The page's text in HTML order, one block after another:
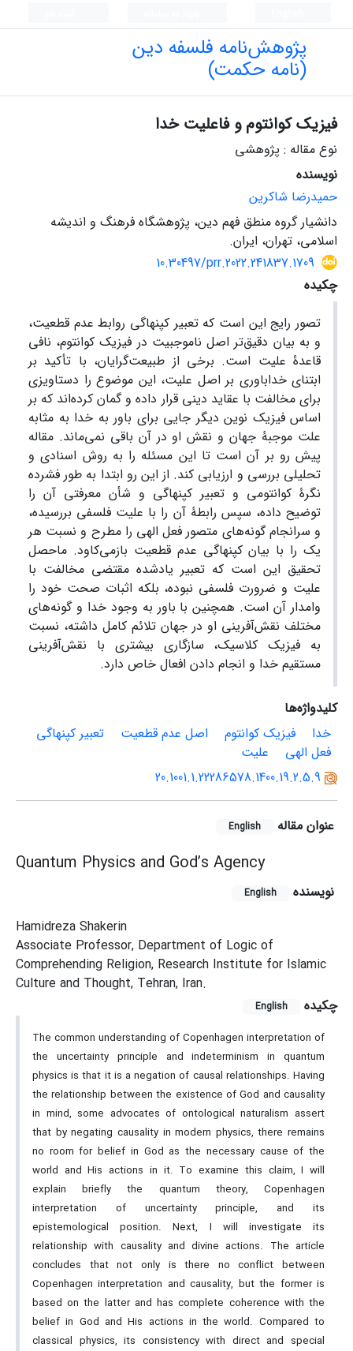
پژوهش‌نامه فلسفه دین
(نامه حکمت)
فیزیک کوانتوم و فاعلیت خدا
نوع مقاله : پژوهشی
نویسنده
حمیدرضا شاکرین
دانشیار گروه منطق فهم دین، پژوهشگاه فرهنگ و اندیشه
اسلامی، تهران، ایران.
10.30497/prr.2022.241837.1709
چکیده
تصور رایج این است که تعبیر کپنهاگی روابط عدم قطعیت،
و به بیان دقیق‌تر اصل ناموجبیت در فیزیک کوانتوم، نافی
قاعدۀ علیت است. برخی از طبیعت‌گرایان، با تأکید بر
ابتنای خداباوری بر اصل علیت، این موضوع را دستاویزی
برای مخالفت با عقاید دینی قرار داده و گمان کرده‌اند که بر
اساس فیزیک نوین دیگر جایی برای باور به خدا به مثابه
علت موجبۀ جهان و نقش او در آن باقی نمی‌ماند. مقاله
پیش رو بر آن است تا این مسئله را به روش اسنادی و
تحلیلی بررسی و ارزیابی کند. از این رو ابتدا به طور فشرده
نگرۀ کوانتومی و تعبیر کپنهاگی و شأن معرفتی آن را
توضیح داده، سپس رابطۀ آن را با علیت فلسفی بررسیده،
و سرانجام گونه‌های متصور فعل الهی را مطرح و نسبت هر
یک را با بیان کپنهاگی عدم قطعیت بازمی‌کاود. ماحصل
تحقیق این است که تعبیر یادشده مقتضی مخالفت با
علیت و ضرورت فلسفی نبوده، بلکه اثبات صحت خود را
وامدار آن است. همچنین با باور به وجود خدا و گونه‌های
مختلف نقش‌آفرینی او در جهان تلائم کامل داشته، نسبت
به فیزیک کلاسیک، سازگاری بیشتری با نقش‌آفرینی
مستقیم خدا و انجام دادن افعال خاص دارد.
کلیدواژه‌ها
خدا
فیزیک کوانتوم اصل عدم قطعیت
تعبیر کپنهاگی
فعل الهی
علیت
20.1001.1.22286578.1400.19.2.5.9
عنوان مقاله English
Quantum Physics and God’s Agency
نویسنده English
Hamidreza Shakerin
Associate Professor, Department of Logic of
Comprehending Religion, Research Institute for Islamic
Culture and Thought, Tehran, Iran.
چکیده
English
The common understanding of Copenhagen interpretation of
the uncertainty principle and indeterminism in quantum
physics is that it is a negation of causal relationships. Having
the relationship between the existence of God and causality
in mind, some advocates of ontological naturalism assert
that by negating causality in modern physics, there remains
no room for belief in God as the necessary cause of the
world and His actions in it. To examine this claim, I will
explain briefly the quantum theory, Copenhagen
interpretation of uncertainty principle, and its
epistemological position. Next, I will investigate its
relationship with causality and divine actions. The article
concludes that not only is there no conflict between
Copenhagen interpretation and causality, but the former is
based on the latter and has complete coherence with the
belief in God and His actions in the world. Compared to
classical physics, its consistency with direct and special